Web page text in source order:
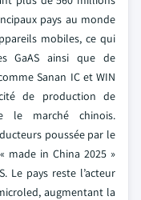
pays au monde
mobiles, ce qui
GaAS ainsi que de
Sanan IC et WIN
de production de
le marché chinois.
poussée par le
made in China 2025 »
Le pays reste l’acteur
augmentant la